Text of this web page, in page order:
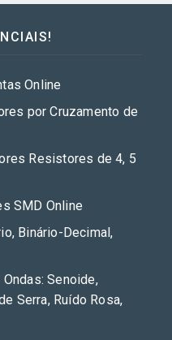
Online
por Cruzamento de
Resistores de 4, 5
SMD Online
Binário-Decimal,
Senoide,
Serra, Ruído Rosa,